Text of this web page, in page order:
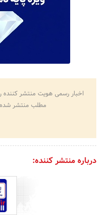
اخبار رسمی هویت منتشر
مطلب منتشر
درباره منتشر کننده: